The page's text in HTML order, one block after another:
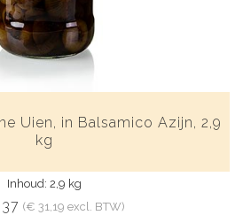
Uien, in Balsamico Azijn, 2,9
kg
Inhoud: 2,9 kg
(€ 31,19 excl. BTW)